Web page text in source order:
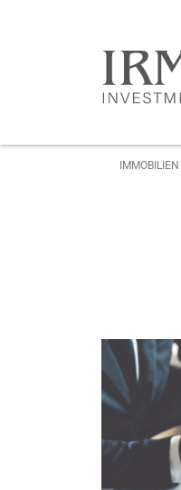
IMMOBILIEN